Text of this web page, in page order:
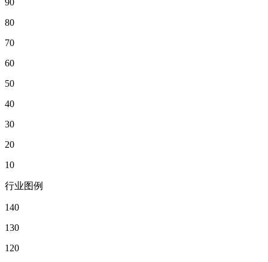
80
70
60
50
40
30
20
10
行业图例
140
130
120